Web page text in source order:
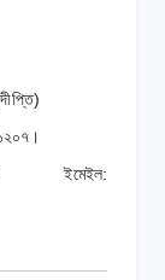
ইমেইল: